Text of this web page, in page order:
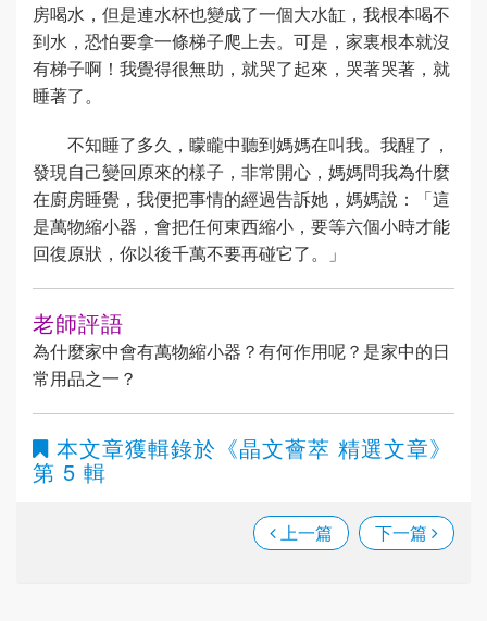
房喝水，但是連水杯也變成了一個大水缸，我根本喝不
到水，恐怕要拿一條梯子爬上去。可是，家裏根本就沒
有梯子啊！我覺得很無助，就哭了起來，哭著哭著，就
睡著了。
不知睡了多久，矇矓中聽到媽媽在叫我。我醒了，
發現自己變回原來的樣子，非常開心，媽媽問我為什麼
在廚房睡覺，我便把事情的經過告訴她，媽媽說：「這
是萬物縮小器，會把任何東西縮小，要等六個小時才能
回復原狀，你以後千萬不要再碰它了。」
老師評語
為什麼家中會有萬物縮小器？有何作用呢？是家中的日
常用品之一？
本文章獲輯錄於 《晶文薈萃 精選文章》
第 5 輯
上一篇 下一篇